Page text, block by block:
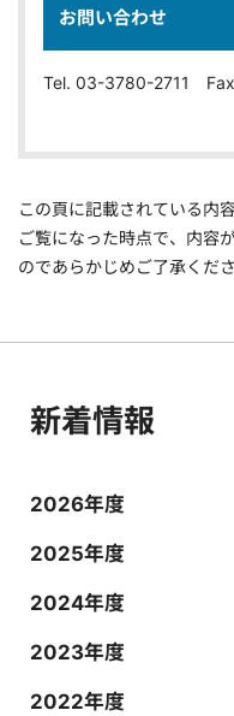
お問い合わせ
Tel. 03-3780-2711
この頁に記載されている内
ご覧になった時点で、内容
のであらかじめご了承くださ
新着情報
2026年度
2025年度
2024年度
2023年度
2022年度